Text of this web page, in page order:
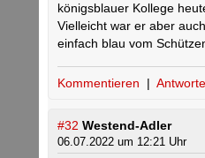
königsblauer Kollege
Vielleicht war er aber
einfach blau vom
Kommentieren |
#32 Westend-Adler
06.07.2022 um 12:21 Uhr